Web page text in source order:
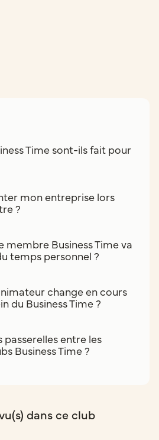
Time sont-ils fait pour
mon entreprise lors
?
membre Business Time va
temps personnel ?
change en cours
du Business Time ?
entre les
Business Time ?
dans ce club